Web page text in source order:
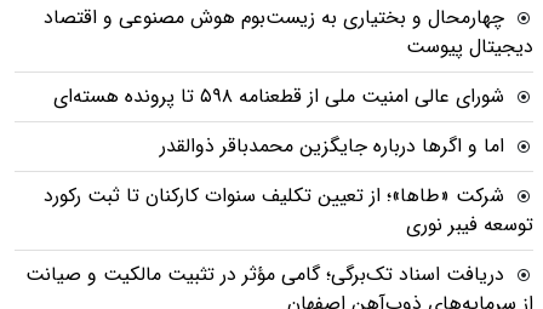
چهارمحال و بختیاری به زیست‌بوم هوش مصنوعی و اقتصاد
دیجیتال پیوست
شورای عالی امنیت ملی از قطعنامه ۵۹۸ تا پرونده هسته‌ای
اما و اگرها درباره جایگزین محمدباقر ذوالقدر
شرکت «طاها»؛ از تعیین تکلیف سنوات کارکنان تا ثبت رکورد
توسعه فیبر نوری
دریافت اسناد تک‌برگی؛ گامی مؤثر در تثبیت مالکیت و صیانت